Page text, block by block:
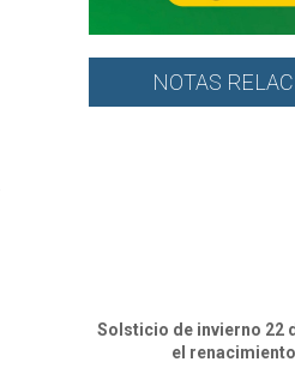
NOTAS
Solsticio de invierno 22
el